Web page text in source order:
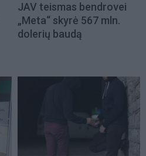
JAV teismas bendrovei
„Meta“ skyrė 567 mln.
dolerių baudą